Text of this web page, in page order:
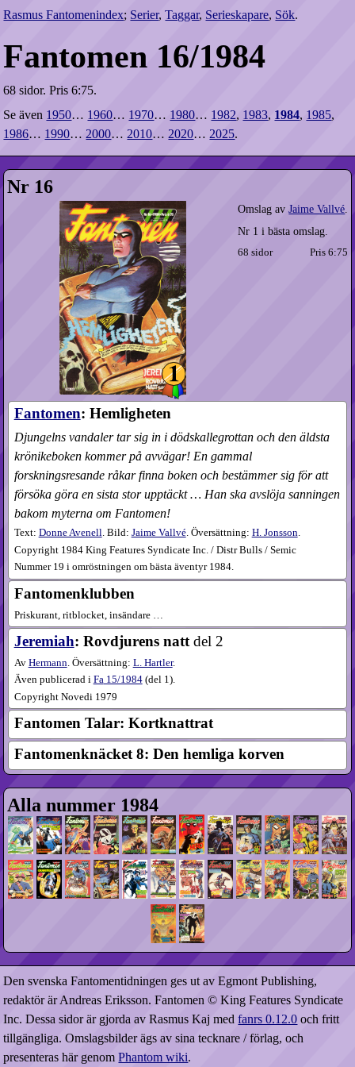
Rasmus Fantomenindex; Serier,Taggar, Serieskapare, Sök.
Fantomen 16/1984
68 sidor. Pris 6:75.
Se även 1950… 1960… 1970… 1980… 1982, 1983, 1984, 1985,
1986… 1990… 2000… 2010… 2020… 2025.
Nr 16
Omslag avJaime Vallvé
Nr 1 i bästa omslag.
68 sidor Pris 6:75
Fantomen: Hemligheten
Djungelns vandaler tar sig in i dödskallegrottan och den äldsta
krönikeboken kommer på avvägar! En gammal
forskningsresande råkar finna boken och bestämmer sig för att
försöka göra en sista stor upptäckt … Han ska avslöja sanningen
bakom myterna om Fantomen!
Text: Donne Avenell. Bild: Jaime Vallvé. Översättning: H. Jonsson.
Copyright 1984 King Features Syndicate Inc. / Distr Bulls / Semic
Nummer 19 i omröstningen om bästa äventyr 1984.
Fantomenklubben
Priskurant, ritblocket, insändare …
Jeremiah: Rovdjurens natt del 2
Av Hermann . Översättning: L. Hartler.
Även publicerad i Fa15​/1984(del 1).
Copyright Novedi 1979
Fantomen Talar: Kortknattrat
Fantomenknäcket 8: Den hemliga korven
Alla nummer 1984
Den svenska Fantomentidningen ges ut av Egmont Publishing,
redaktör är Andreas Eriksson. Fantomen © King Features Syndicate
Inc. Dessa sidor är gjorda av Rasmus Kaj medfanrs 0.12.0 och fritt
tillgängliga. Omslagsbilder ägs av sina tecknare / förlag, och
presenteras här genomPhantom wiki.